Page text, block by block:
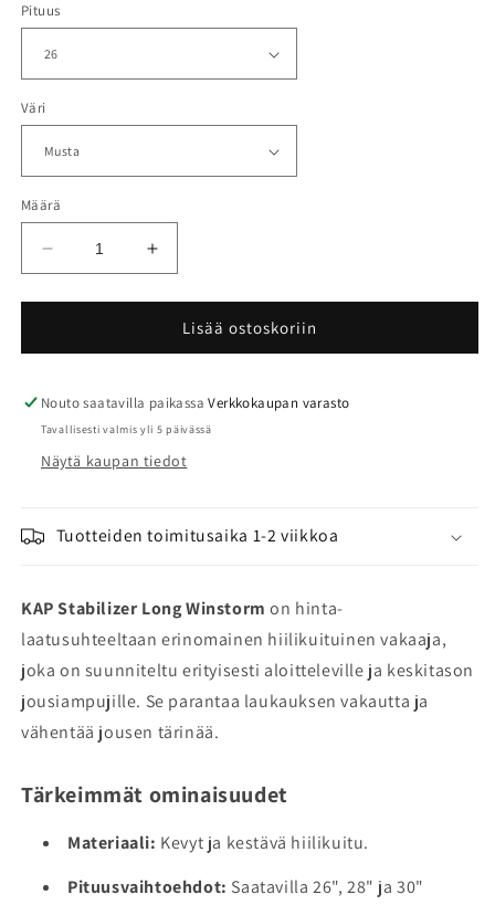
Pituus
Väri
Määrä
Vähennä
tuotteen
KAP
Winstorm
määrää
Lisää
tuotteen
KAP
Long
Winstorm
määrää
Lisää ostoskoriin
Nouto saatavilla paikassaVerkkokaupan varasto
Tavallisesti valmis yli 5 päivässä
Näytä kaupan tiedot
Tuotteiden toimitusaika 1-2 viikkoa
KAP Stabilizer Long Winstorm on hinta-
laatusuhteeltaan erinomainen hiilikuituinen vakaaja,
joka on suunniteltu erityisesti aloitteleville ja keskitason
jousiampujille. Se parantaa laukauksen vakautta ja
vähentää jousen tärinää.
Tärkeimmät ominaisuudet
Materiaali: Kevyt ja kestävä hiilikuitu.
Pituusvaihtoehdot: Saatavilla 26", 28" ja 30"